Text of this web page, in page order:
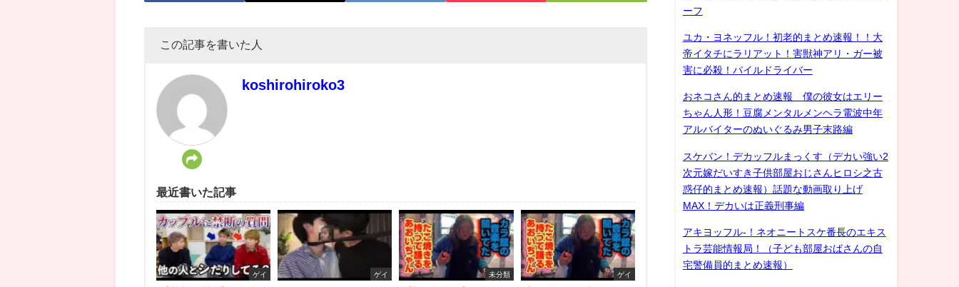
この記事を書いた人
koshirohiroko3
最近書いた記事
ゲイ ゲイ 未分類 ゲイ
ーフ
ユカ・ヨネッフル！初老的まとめ速報！！大
帝イタチにラリアット！害獣神アリ・ガー被
害に必殺！パイルドライバー
おネコさん的まとめ速報 僕の彼女はエリー
ちゃん人形！豆腐メンタルメンヘラ電波中年
アルバイターのぬいぐるみ男子末路編
スケバン！デカッフルまっくす（デカい強い2
次元嫁だいすき子供部屋おじさんヒロシ之古
惑仔的まとめ速報）話題な動画取り上げ
MAX！デカいは正義刑事編
アキヨッフル-！ネオニートスケ番長のエキス
トラ芸能情報局！（子ども部屋おばさんの自
宅警備員的まとめ速報）